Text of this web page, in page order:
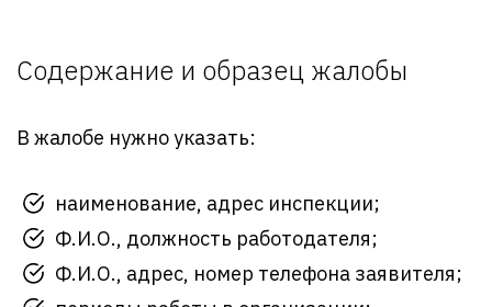
Содержание и образец жалобы
В жалобе нужно указать:
наименование, адрес инспекции;
Ф.И.О., должность работодателя;
Ф.И.О., адрес, номер телефона заявителя;